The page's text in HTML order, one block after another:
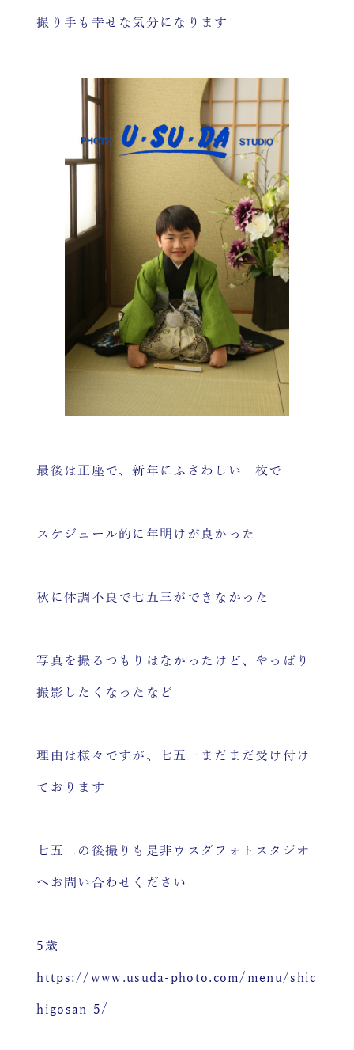
撮り手も幸せな気分になります
最後は正座で、新年にふさわしい一枚で
スケジュール的に年明けが良かった
秋に体調不良で七五三ができなかった
写真を撮るつもりはなかったけど、やっぱり
撮影したくなったなど
理由は様々ですが、七五三まだまだ受け付け
ております
七五三の後撮りも是非ウスダフォトスタジオ
へお問い合わせください
5歳
https://www.usuda-photo.com/menu/shic
higosan-5/